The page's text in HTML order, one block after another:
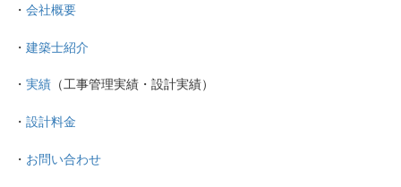
・ 会社概要
・ 建築士紹介
・ 実績 （工事管理実績・設計実績）
・ 設計料金
・ お問い合わせ